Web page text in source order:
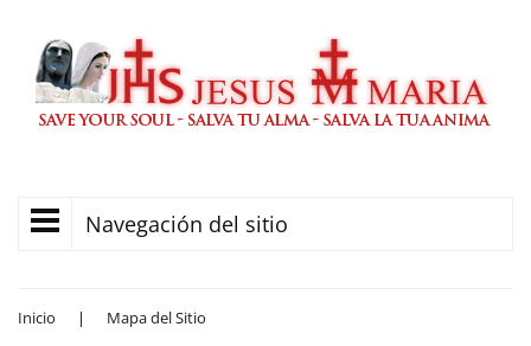
Navegación del sitio
Inicio | Mapa del Sitio